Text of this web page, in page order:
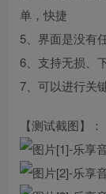
单，快捷
5、界面是没有
6、支持无损、
7、可以进行关
【测试截图】：